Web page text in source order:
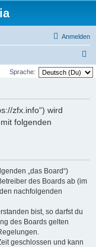
Anmelden
u
Sprache:
zfx.info“) wird
folgenden
„das Board“)
des Boards ab (im
nachfolgenden
bist, so darfst du
des Boards gelten
geschlossen und kann